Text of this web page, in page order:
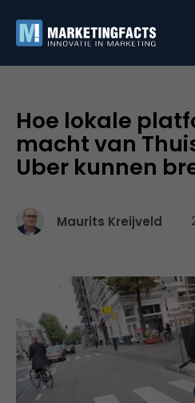
Hoe lokale
macht van
Uber kunnen
Maurits Kreijveld